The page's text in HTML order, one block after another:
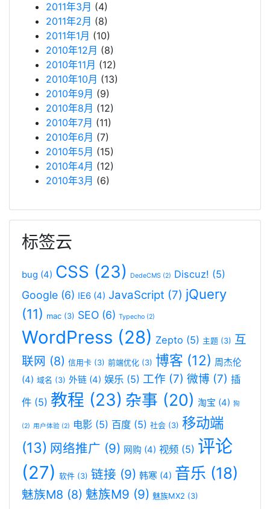
2011年3月 (4)
2011年2月 (8)
2011年1月 (10)
2010年12月 (8)
2010年11月 (12)
2010年10月 (13)
2010年9月 (9)
2010年8月 (12)
2010年7月 (11)
2010年6月 (7)
2010年5月 (15)
2010年4月 (12)
2010年3月 (6)
标签云
bug (4) CSS (23) DedeCMS (2) Discuz! (5)
Google (6) IE6 (4) JavaScript (7) jQuery
(11) mac (3) SEO (6) Typecho (2)
WordPress (28) Zepto (5) 主题 (3) 互
联网 (8) 信用卡 (3) 前端优化 (3) 博客 (12) 周杰伦
(4) 域名 (3) 外链 (4) 娱乐 (5) 工作 (7) 微博 (7) 插
件 (5) 教程 (23) 杂事 (20) 淘宝 (4) 狗
(2) 用户体验 (2) 电影 (5) 百度 (5) 社会 (3) 移动端
(13) 网络推广 (9) 网购 (4) 视频 (5) 评论
(27) 软件 (3) 链接 (9) 韩寒 (4) 音乐 (18)
魅族M8 (8) 魅族M9 (9) 魅族MX2 (3)